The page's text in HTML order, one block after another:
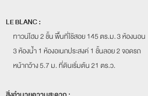
LE BLANC :
ทาวน์โฮม 2 ชั้น พื้นที่ใช้สอย 145 ตร.ม. 3 ห้องนอน
3 ห้องน้ำ 1 ห้องอเนกประสงค์ 1 ชั้นลอย 2 จอดรถ
หน้ากว้าง 5.7 ม. ที่ดินเริ่มต้น 21 ตร.ว.